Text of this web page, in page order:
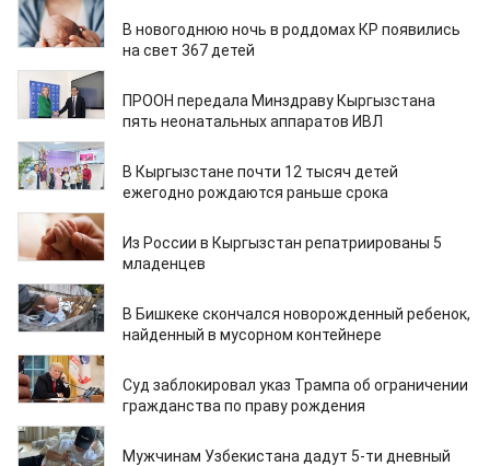
01.01.2026
В новогоднюю ночь в роддомах КР появились
на свет 367 детей
01.12.2025
ПРООН передала Минздраву Кыргызстана
пять неонатальных аппаратов ИВЛ
18.11.2025
В Кыргызстане почти 12 тысяч детей
ежегодно рождаются раньше срока
15.09.2025
Из России в Кыргызстан репатриированы 5
младенцев
03.02.2025
В Бишкеке скончался новорожденный ребенок,
найденный в мусорном контейнере
25.01.2025
Суд заблокировал указ Трампа об ограничении
гражданства по праву рождения
19.12.2024
Мужчинам Узбекистана дадут 5-ти дневный